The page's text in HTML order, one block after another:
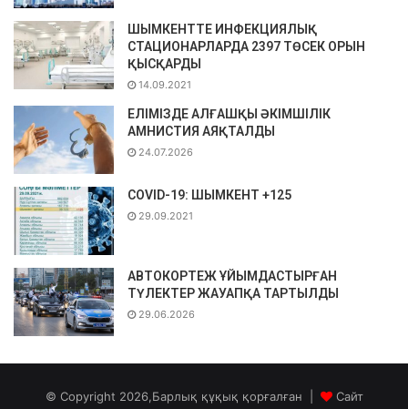
ШЫМКЕНТТЕ ИНФЕКЦИЯЛЫҚ
СТАЦИОНАРЛАРДА 2397 ТӨСЕК ОРЫН
ҚЫСҚАРДЫ
14.09.2021
ЕЛІМІЗДЕ АЛҒАШҚЫ ӘКІМШІЛІК
АМНИСТИЯ АЯҚТАЛДЫ
24.07.2026
COVID-19: ШЫМКЕНТ +125
29.09.2021
АВТОКОРТЕЖ ҰЙЫМДАСТЫРҒАН
ТҮЛЕКТЕР ЖАУАПҚА ТАРТЫЛДЫ
29.06.2026
© Copyright 2026,Барлық құқық қорғалған | Сайт